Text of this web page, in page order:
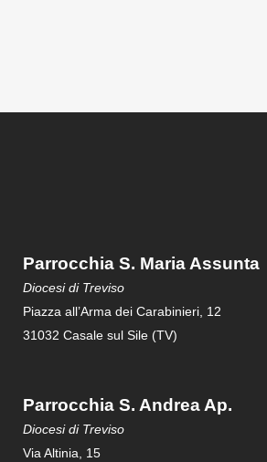
Parrocchia S. Maria Assunta
Diocesi di Treviso
Piazza all’Arma dei Carabinieri, 12
31032 Casale sul Sile (TV)
Parrocchia S. Andrea Ap.
Diocesi di Treviso
Via Altinia, 15